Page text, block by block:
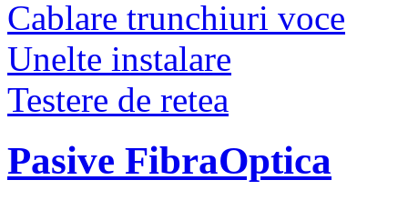
Cablare trunchiuri voce
Unelte instalare
Testere de retea
Pasive FibraOptica